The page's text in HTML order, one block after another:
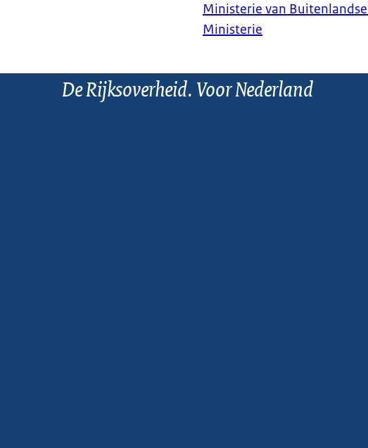
Ministerie van
Ministerie
De Rijksoverheid. Voor Nederland